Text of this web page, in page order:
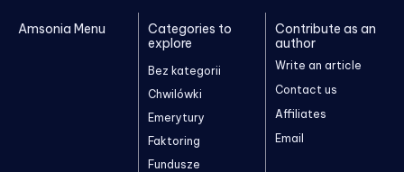
Amsonia Menu
Categories to
explore
Bez kategorii
Chwilówki
Emerytury
Faktoring
Fundusze
Contribute as an
author
Write an article
Contact us
Affiliates
Email